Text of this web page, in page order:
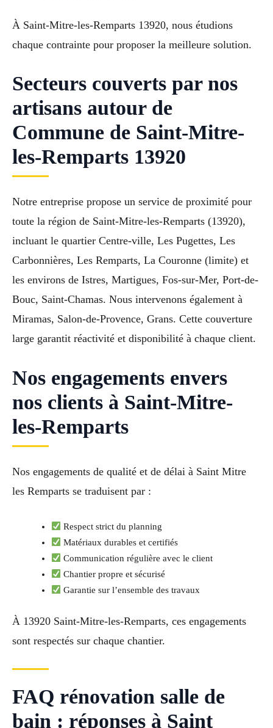
À Saint-Mitre-les-Remparts 13920, nous étudions
chaque contrainte pour proposer la meilleure solution.
Secteurs couverts par nos
artisans autour de
Commune de Saint-Mitre-
les-Remparts 13920
Notre entreprise propose un service de proximité pour
toute la région de Saint-Mitre-les-Remparts (13920),
incluant le quartier Centre-ville, Les Pugettes, Les
Carbonnières, Les Remparts, La Couronne (limite) et
les environs de Istres, Martigues, Fos-sur-Mer, Port-de-
Bouc, Saint-Chamas. Nous intervenons également à
Miramas, Salon-de-Provence, Grans. Cette couverture
large garantit réactivité et disponibilité à chaque client.
Nos engagements envers
nos clients à Saint-Mitre-
les-Remparts
Nos engagements de qualité et de délai à Saint Mitre
les Remparts se traduisent par :
Respect strict du planning
Matériaux durables et certifiés
Communication régulière avec le client
Chantier propre et sécurisé
Garantie sur l’ensemble des travaux
À 13920 Saint-Mitre-les-Remparts, ces engagements
sont respectés sur chaque chantier.
FAQ rénovation salle de
bain : réponses à Saint